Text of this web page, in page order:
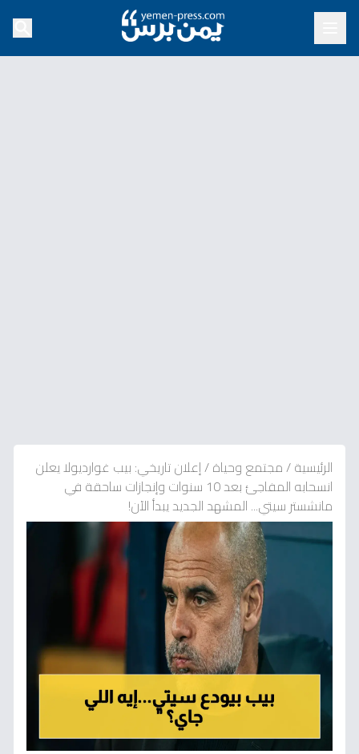
الرئيسية/مجتمع وحياة/إعلان تاريخي: بيب غوارديولا يعلن
انسحابه المفاجئ بعد 10 سنوات وإنجازات ساحقة في
مانشستر سيتي... المشهد الجديد يبدأ الآن!